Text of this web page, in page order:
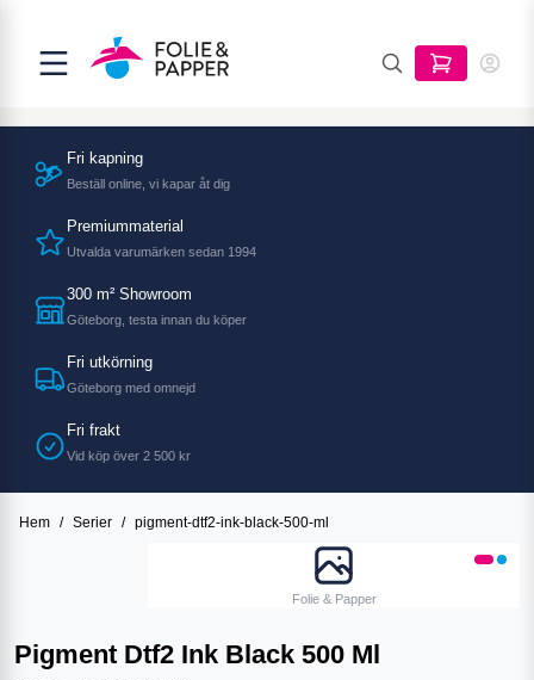
Fri kapning
Beställ online, vi kapar åt dig
Premiummaterial
Utvalda varumärken sedan 1994
300 m² Showroom
Göteborg, testa innan du köper
Fri utkörning
Göteborg med omnejd
Fri frakt
Vid köp över 2 500 kr
Hem / Serier / pigment-dtf2-ink-black-500-ml
Folie & Papper
Pigment Dtf2 Ink Black 500 Ml